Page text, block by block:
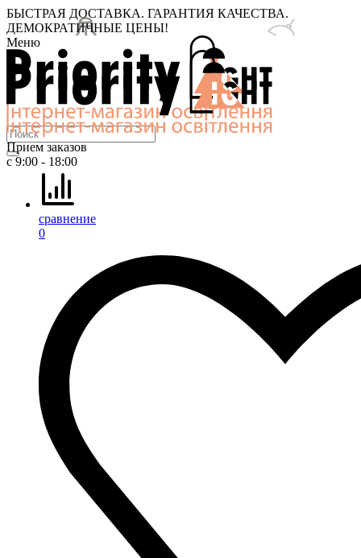
БЫСТРАЯ ДОСТАВКА. ГАРАНТИЯ КАЧЕСТВА.
ДЕМОКРАТИЧНЫЕ ЦЕНЫ!
Меню
Прием заказов
с 9:00 - 18:00
сравнение
0